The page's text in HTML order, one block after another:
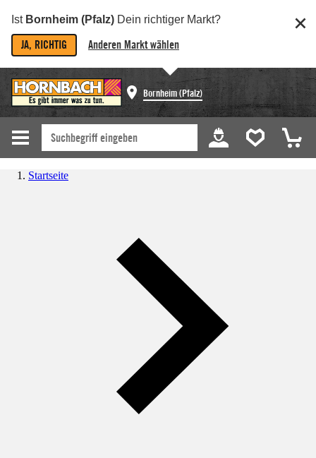
Ist Bornheim (Pfalz) Dein richtiger Markt?
JA, RICHTIG Anderen Markt wählen
Bornheim (Pfalz)
Startseite